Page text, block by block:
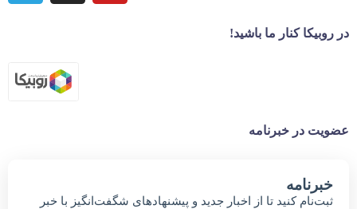
در روبیکا کنار ما باشید!
عضویت در خبرنامه
خبر‌نامه
ثبت‌نام کنید تا از اخبار جدید و پیشنهاد‌های شگفت‌انگیز با خبر